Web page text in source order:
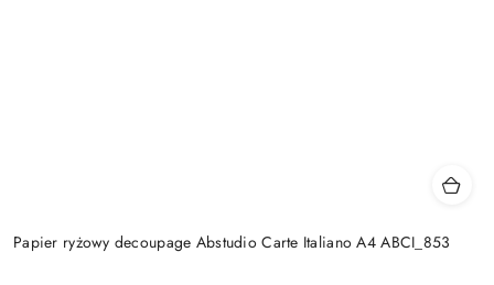
Papier ryżowy decoupage Abstudio Carte Italiano A4 ABCI_853